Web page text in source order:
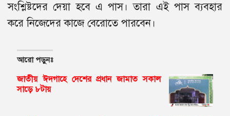
সংশ্লিষ্টদের দেয়া হবে এ পাস। তারা এই পাস ব্যবহার
করে নিজেদের কাজে বেরোতে পারবেন।
আরো পড়ুনঃ
জাতীয় ঈদগাহে দেশের প্রধান জামাত সকাল
সাড়ে ৮টায়